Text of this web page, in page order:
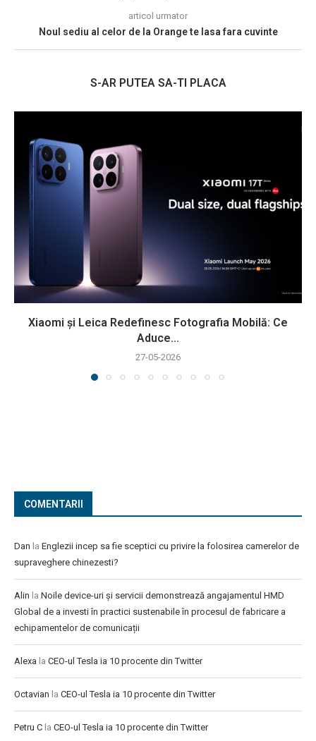
articol urmator
Noul sediu al celor de la Orange te lasa fara cuvinte
S-AR PUTEA SA-TI PLACA
Xiaomi și Leica Redefinesc Fotografia Mobilă: Ce
Aduce...
27-05-2026
COMENTARII
Dan la Englezii incep sa fie sceptici cu privire la folosirea camerelor de
supraveghere chinezesti?
Alin la Noile device-uri și servicii demonstrează angajamentul HMD
Global de a investi în practici sustenabile în procesul de fabricare a
echipamentelor de comunicații
Alexa la CEO-ul Tesla ia 10 procente din Twitter
Octavian la CEO-ul Tesla ia 10 procente din Twitter
Petru C la CEO-ul Tesla ia 10 procente din Twitter